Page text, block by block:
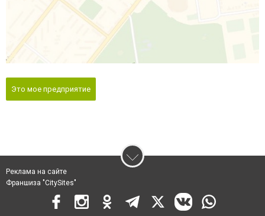
Это мое предприятие
Реклама на сайте
Франшиза "CitySites"